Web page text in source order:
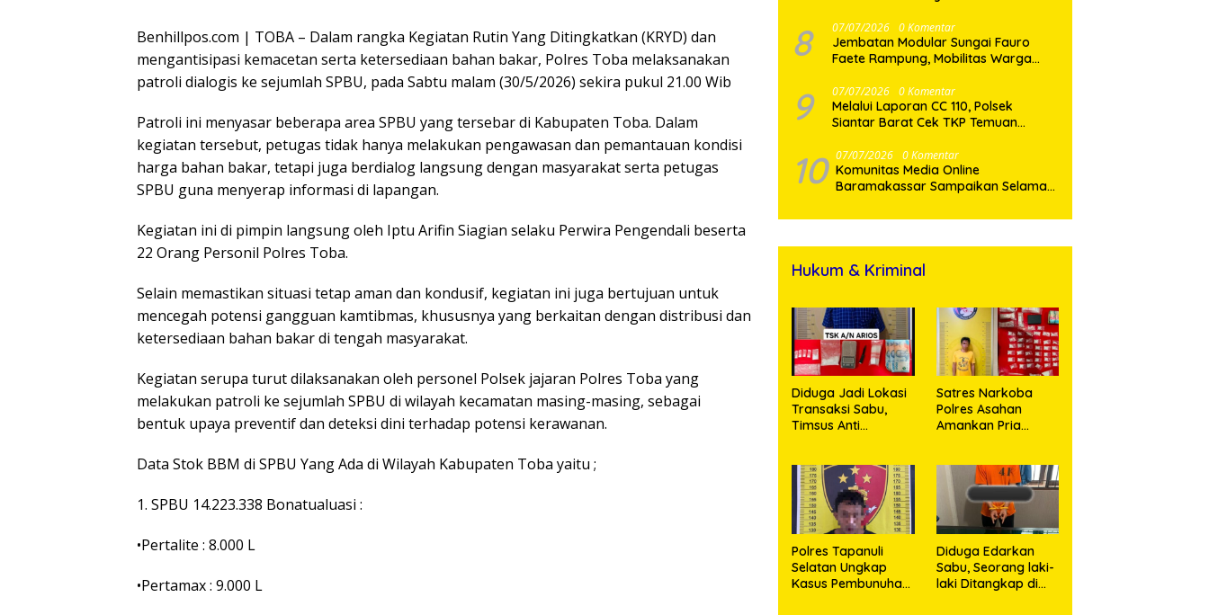
Benhillpos.com | TOBA – Dalam rangka Kegiatan Rutin Yang Ditingkatkan (KRYD) dan
mengantisipasi kemacetan serta ketersediaan bahan bakar, Polres Toba melaksanakan
patroli dialogis ke sejumlah SPBU, pada Sabtu malam (30/5/2026) sekira pukul 21.00 Wib
Patroli ini menyasar beberapa area SPBU yang tersebar di Kabupaten Toba. Dalam
kegiatan tersebut, petugas tidak hanya melakukan pengawasan dan pemantauan kondisi
harga bahan bakar, tetapi juga berdialog langsung dengan masyarakat serta petugas
SPBU guna menyerap informasi di lapangan.
Kegiatan ini di pimpin langsung oleh Iptu Arifin Siagian selaku Perwira Pengendali beserta
22 Orang Personil Polres Toba.
Selain memastikan situasi tetap aman dan kondusif, kegiatan ini juga bertujuan untuk
mencegah potensi gangguan kamtibmas, khususnya yang berkaitan dengan distribusi dan
ketersediaan bahan bakar di tengah masyarakat.
Kegiatan serupa turut dilaksanakan oleh personel Polsek jajaran Polres Toba yang
melakukan patroli ke sejumlah SPBU di wilayah kecamatan masing-masing, sebagai
bentuk upaya preventif dan deteksi dini terhadap potensi kerawanan.
Data Stok BBM di SPBU Yang Ada di Wilayah Kabupaten Toba yaitu ;
1. SPBU 14.223.338 Bonatualuasi :
•Pertalite : 8.000 L
•Pertamax : 9.000 L
Penyalahgunaan Narkotika
8 07/07/2026 0 Komentar
Jembatan Modular Sungai Fauro
Faete Rampung, Mobilitas Warga
9 07/07/2026 0 Komentar
Melalui Laporan CC 110, Polsek
Siantar Barat Cek TKP Temuan
10 07/07/2026 0 Komentar
Komunitas Media Online
Baramakassar Sampaikan Selamat
Sulaiman atas Amanah Jabatan
Hukum & Kriminal
Diduga Jadi Lokasi
Transaksi Sabu,
Timsus Anti
Seorang Pria
dengan Barang
Bukti 63,67 Gram
Sabu
Satres Narkoba
Polres Asahan
Amankan Pria
Bukti
Polres Tapanuli
Selatan Ungkap
Kasus Pembunuhan
Diduga Edarkan
Sabu, Seorang laki-
laki Ditangkap di